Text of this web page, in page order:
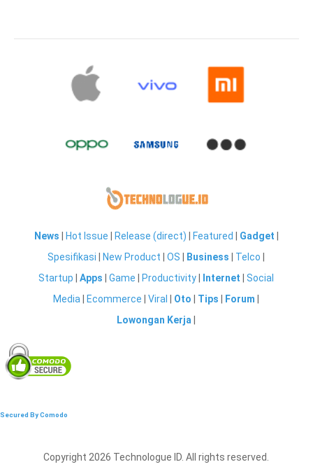
News Hot Issue Release (direct) Featured Gadget
Spesifikasi
New Product |OS Business Telco
Startup |Apps |Game Productivity Internet |Social
Media
Ecommerce |Viral Oto Tips Forum
Lowongan Kerja
Secured By Comodo
Copyright 2026 Technologue ID. All rights reserved.